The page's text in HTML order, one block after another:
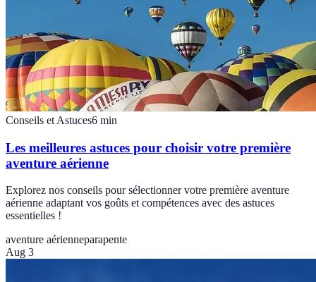
Conseils et Astuces6 min
Les meilleures astuces pour choisir votre première
aventure aérienne
Explorez nos conseils pour sélectionner votre première aventure
aérienne adaptant vos goûts et compétences avec des astuces
essentielles !
aventure aérienneparapente
Aug 3